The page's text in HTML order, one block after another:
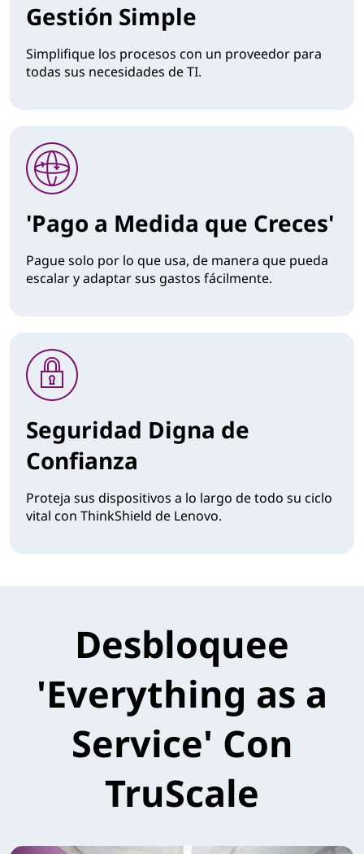
Gestión Simple
Simplifique los procesos con un proveedor para
todas sus necesidades de TI.
'Pago a Medida que Creces'
Pague solo por lo que usa, de manera que pueda
escalar y adaptar sus gastos fácilmente.
Seguridad Digna de
Confianza
Proteja sus dispositivos a lo largo de todo su ciclo
vital con ThinkShield de Lenovo.
Desbloquee
'Everything as a
Service' Con
TruScale